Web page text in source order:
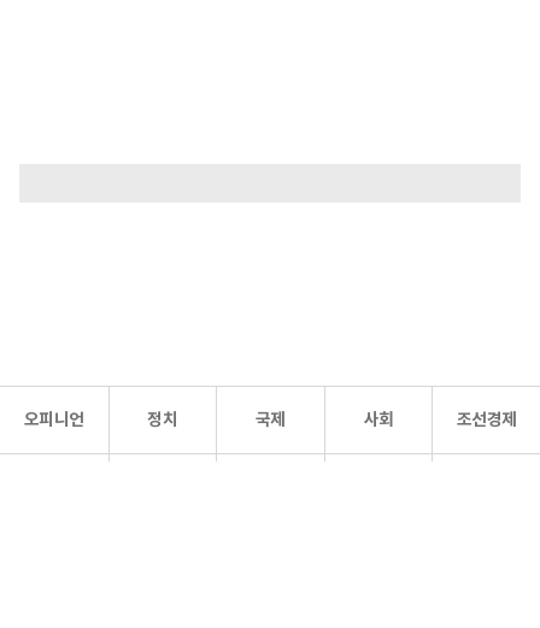
오피니언 정치 국제 사회 조선경제